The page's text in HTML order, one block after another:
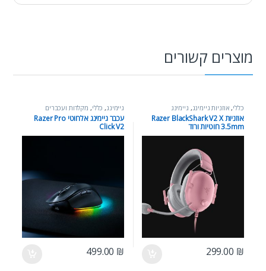
מוצרים קשורים
כללי, אוזניות גיימינג, גיימינג
אוזניות Razer BlackShark V2 X
3.5mm חוטיות ורוד
299.00 ₪
גיימינג, כללי, מקלדות ועכברים
עכבר גיימינג אלחוטי Razer Pro
Click V2
499.00 ₪